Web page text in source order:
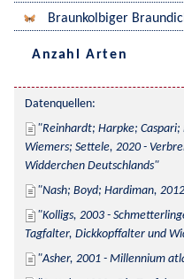
Braunkolbiger
Anzahl Arten
Datenquellen:
Reinhardt; Harpke; Caspari;
Wiemers; Settele, 2020 -
Widderchen Deutschlands
Nash; Boyd; Hardiman,
Kolligs, 2003 -
Tagfalter, Dickkopffalter und
Asher, 2001 - Millennium